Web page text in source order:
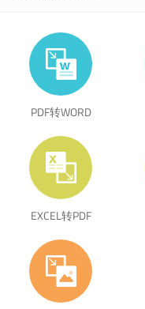
PDF转WORD
EXCEL转PDF